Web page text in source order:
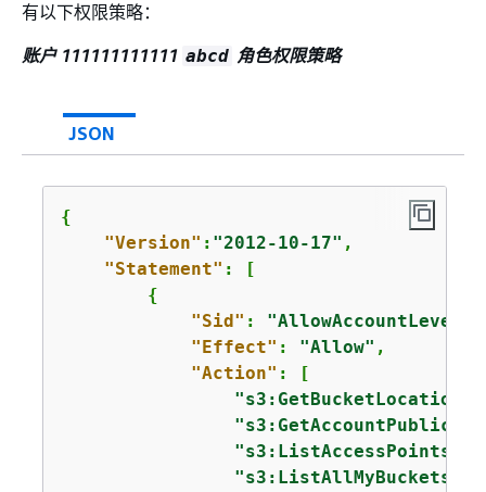
有以下权限策略：
账户 111111111111 abcd 角色权限策略
JSON
{
"Version" : "2012-10-17" ,
"Statement" : [
{
"Sid" :
"Effect" : "Allow" ,
"Action" : [
"s3:GetBucketLocation"
"s3:ListAccessPoints"
"s3:ListAllMyBuckets"